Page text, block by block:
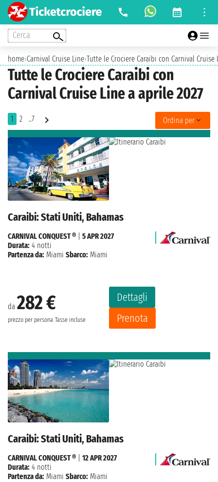
Cerca
home›Carnival Cruise Line›Tutte le Crociere Caraibi con Carnival Cruise
Tutte le Crociere Caraibi con
Carnival Cruise Line a aprile 2027
1 2 ..7 Ordina per
Caraibi: Stati Uniti, Bahamas
da 282 €
prezzo per persona Tasse incluse
Dettagli
Prenota
CARNIVAL CONQUEST ®
5 APR 2027
Durata: 4 notti
Partenza da: Miami Sbarco: Miami
Caraibi: Stati Uniti, Bahamas
CARNIVAL CONQUEST ®
12 APR 2027
Durata: 4 notti
Partenza da: Miami Sbarco: Miami